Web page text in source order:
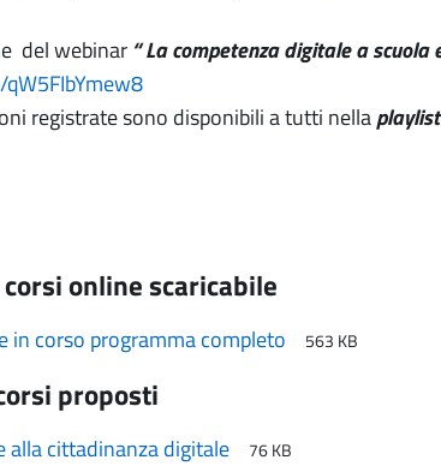
del webinar “ La competenza digitale a scuola
registrate sono disponibili a tutti nellaplaylist
online scaricabile
in corso programma completo 563 KB
proposti
alla cittadinanza digitale 76 KB